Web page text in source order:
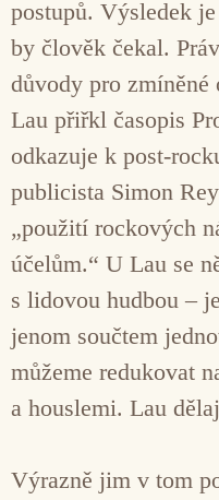
postupů. Výsledek
by člověk čekal.
důvody pro zmíněné
Lau přiřkl časopis
odkazuje k post-
publicista Simon
„použití rockových
účelům.“ U Lau se
s lidovou hudbou –
jenom součtem
můžeme redukovat
a houslemi. Lau
Výrazně jim v tom